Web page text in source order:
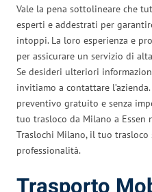
Vale la pena sottolineare che
esperti e addestrati per
intoppi. La loro esperienza e
per assicurare un servizio di
Se desideri ulteriori
invitiamo a contattare
preventivo gratuito e senza
tuo trasloco da Milano a Essen
Traslochi Milano, il tuo trasloco
professionalità.